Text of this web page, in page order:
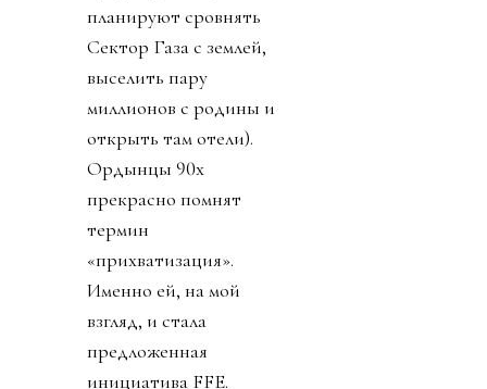
планируют сровнять
Сектор Газа с землей,
выселить пару
миллионов с родины и
открыть там отели).
Ордынцы 90х
прекрасно помнят
термин
«прихватизация».
Именно ей, на мой
взгляд, и стала
предложенная
инициатива FFE.